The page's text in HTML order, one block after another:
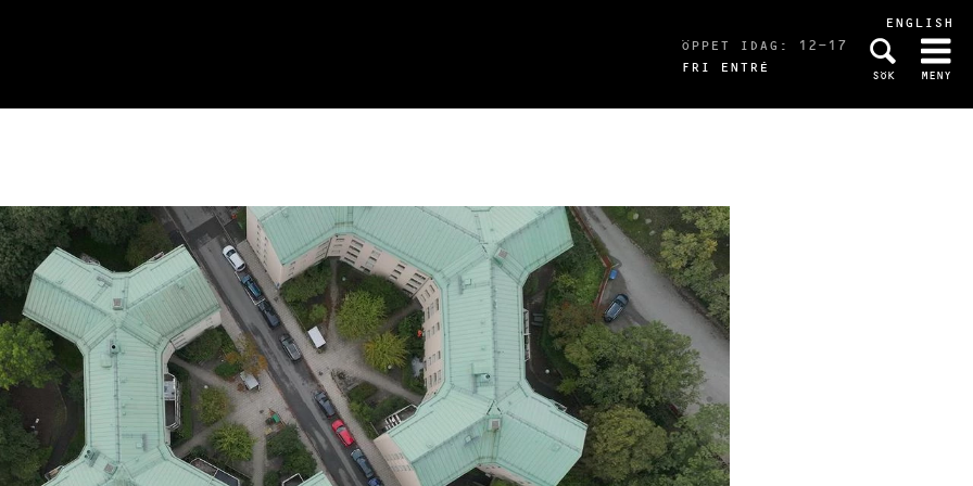
ENGLISH
ÖPPET IDAG: 12-17
FRI ENTRÉ
SÖK MENY